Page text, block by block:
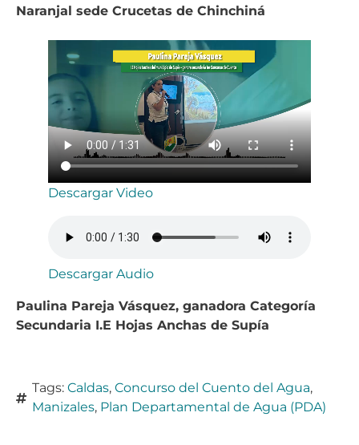
Naranjal sede Crucetas de Chinchiná
Descargar Video
Descargar Audio
Paulina Pareja Vásquez, ganadora Categoría
Secundaria I.E Hojas Anchas de Supía
Tags: Caldas, Concurso del Cuento del Agua,
Manizales, Plan Departamental de Agua (PDA)